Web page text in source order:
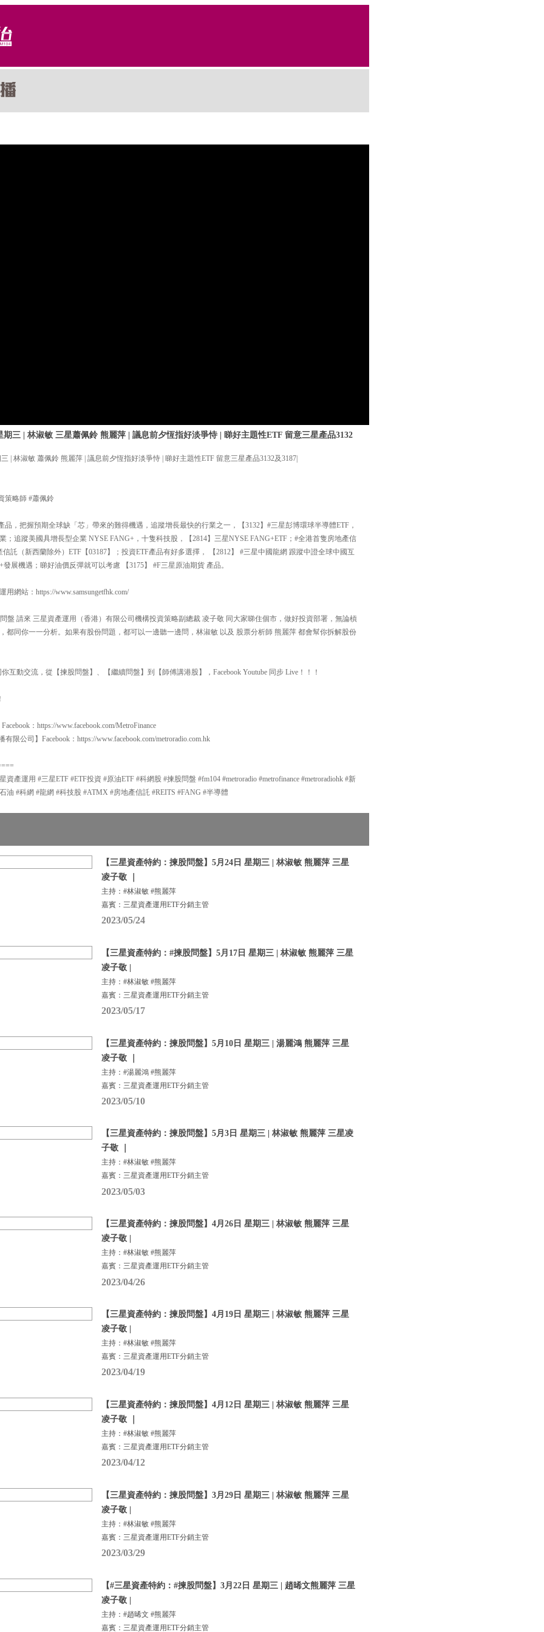
期三 | 林淑敏 三星蕭佩鈴 熊麗萍 | 議息前夕恆指好淡爭恃 | 睇好主題性ETF 留意三星產品3132
| 林淑敏 蕭佩鈴 熊麗萍 | 議息前夕恆指好淡爭恃 | 睇好主題性ETF 留意三星產品3132及3187|
策略師 #蕭佩鈴
品，把握預期全球缺「芯」帶來的難得機遇，追蹤增長最快的行業之一，【3132】#三星彭博環球半導體ETF，
；追蹤美國具增長型企業 NYSE FANG+，十隻科技股，【2814】三星NYSE FANG+ETF；#全港首隻房地產信
託（新西蘭除外）ETF【03187】；投資ETF產品有好多選擇， 【2812】 #三星中國龍網 跟蹤中證全球中國互
展機遇；睇好油價反彈就可以考慮 【3175】 #F三星原油期貨 產品。
網站：https://www.samsungetfhk.com/
盤 請來 三星資產運用（香港）有限公司機構投資策略副總裁 凌子敬 同大家睇住個市，做好投資部署，無論槓
都同你一一分析。如果有股份問題，都可以一邊聽一邊問，林淑敏 以及 股票分析師 熊麗萍 都會幫你拆解股份
互動交流，從【揀股問盤】、【繼續問盤】到【師傅講港股】，Facebook Youtube 同步 Live！！！
：https://www.facebook.com/MetroFinance
限公司】Facebook：https://www.facebook.com/metroradio.com.hk
產運用 #三星ETF #ETF投資 #原油ETF #科網股 #揀股問盤 #fm104 #metroradio #metrofinance #metroradiohk #新
油 #科網 #龍網 #科技股 #ATMX #房地產信託 #REITS #FANG #半導體
【三星資產特約：揀股問盤】5月24日 星期三 | 林淑敏 熊麗萍 三星
凌子敬 ｜
主持：#林淑敏 #熊麗萍
嘉賓：三星資產運用ETF分銷主管
2023/05/24
【三星資產特約：#揀股問盤】5月17日 星期三 | 林淑敏 熊麗萍 三星
凌子敬 |
主持：#林淑敏 #熊麗萍
嘉賓：三星資產運用ETF分銷主管
2023/05/17
【三星資產特約：揀股問盤】5月10日 星期三 | 湯麗鴻 熊麗萍 三星
凌子敬 ｜
主持：#湯麗鴻 #熊麗萍
嘉賓：三星資產運用ETF分銷主管
2023/05/10
【三星資產特約：揀股問盤】5月3日 星期三 | 林淑敏 熊麗萍 三星凌
子敬 ｜
主持：#林淑敏 #熊麗萍
嘉賓：三星資產運用ETF分銷主管
2023/05/03
【三星資產特約：揀股問盤】4月26日 星期三 | 林淑敏 熊麗萍 三星
凌子敬 |
主持：#林淑敏 #熊麗萍
嘉賓：三星資產運用ETF分銷主管
2023/04/26
【三星資產特約：揀股問盤】4月19日 星期三 | 林淑敏 熊麗萍 三星
凌子敬 |
主持：#林淑敏 #熊麗萍
嘉賓：三星資產運用ETF分銷主管
2023/04/19
【三星資產特約：揀股問盤】4月12日 星期三 | 林淑敏 熊麗萍 三星
凌子敬 ｜
主持：#林淑敏 #熊麗萍
嘉賓：三星資產運用ETF分銷主管
2023/04/12
【三星資產特約：揀股問盤】3月29日 星期三 | 林淑敏 熊麗萍 三星
凌子敬 |
主持：#林淑敏 #熊麗萍
嘉賓：三星資產運用ETF分銷主管
2023/03/29
【#三星資產特約：#揀股問盤】3月22日 星期三 | 趙晞文熊麗萍 三星
凌子敬 |
主持：#趙晞文 #熊麗萍
嘉賓：三星資產運用ETF分銷主管